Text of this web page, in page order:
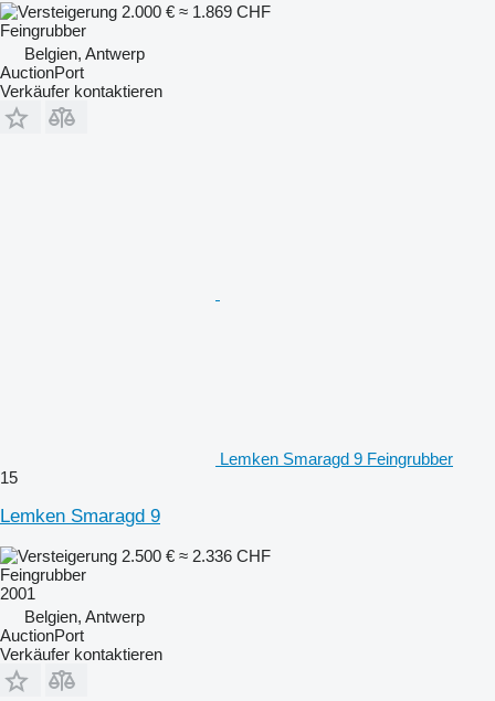
2.000 € ≈ 1.869 CHF
Feingrubber
Belgien, Antwerp
AuctionPort
Verkäufer kontaktieren
Lemken Smaragd 9 Feingrubber
15
Lemken Smaragd 9
2.500 € ≈ 2.336 CHF
Feingrubber
2001
Belgien, Antwerp
AuctionPort
Verkäufer kontaktieren